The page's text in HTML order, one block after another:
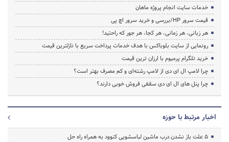
خدمات سایت انجام پروژه ماهان
قیمت سرور HP/بررسی و خرید سرور اچ پی
هر زبانی، هر زمانی، هر کجا، هر جور که راحتید!
رونمایی از سایت بلوباکس با هدف خدمات پرداخت سریع با نازلترین قیمت
خرید تلگرام پرمیوم با ارزان ترین قیمت
چرا لامپ ال ای دی از لامپ رشته‌ای و کم مصرف بهتر است؟
چرا پنل های ال ای دی سقفی فروش خوبی دارند؟
اخبار مرتبط با حوزه
5 علت باز نشدن درب ماشین لباسشویی کنوود به همراه راه حل